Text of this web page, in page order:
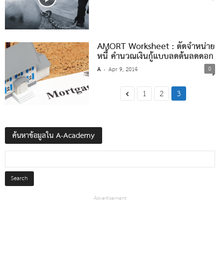
AMORT Worksheet : ตัดจำหน่าย
หนี้ คำนวณเงินกู้แบบลดต้นลดดอก
A - Apr 9, 2014 0
1 2 3
ค้นหาข้อมูลใน A-Academy
Advertisement